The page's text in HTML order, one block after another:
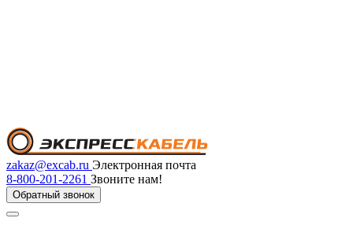
zakaz@excab.ru Электронная почта
8-800-201-2261 Звоните нам!
Обратный звонок